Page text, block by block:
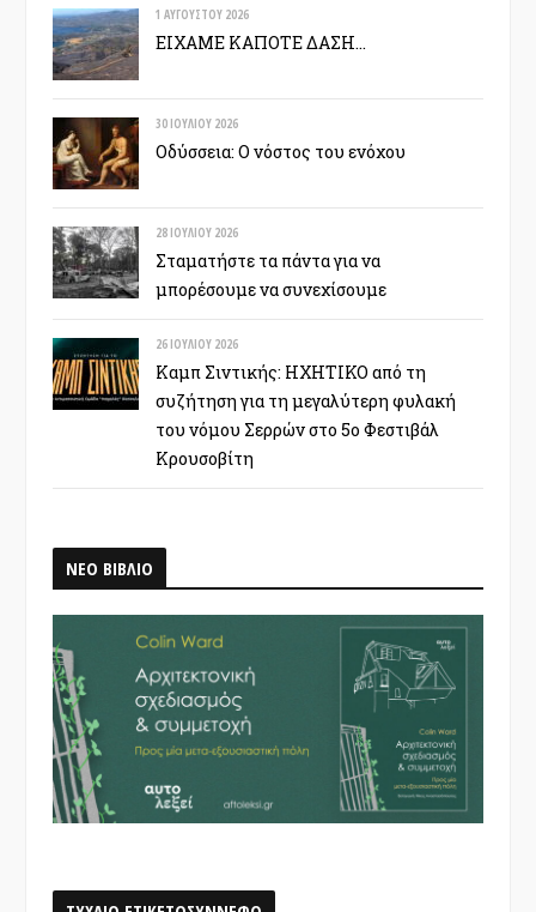
1 ΑΥΓΟΎΣΤΟΥ 2026
ΕΙΧΑΜΕ ΚΑΠΟΤΕ ΔΑΣΗ…
30 ΙΟΥΛΊΟΥ 2026
Οδύσσεια: Ο νόστος του ενόχου
28 ΙΟΥΛΊΟΥ 2026
Σταματήστε τα πάντα για να
μπορέσουμε να συνεχίσουμε
26 ΙΟΥΛΊΟΥ 2026
Καμπ Σιντικής: ΗΧΗΤΙΚΟ από τη
συζήτηση για τη μεγαλύτερη φυλακή
του νόμου Σερρών στο 5ο Φεστιβάλ
Κρουσοβίτη
ΝΕΟ ΒΙΒΛΙΟ